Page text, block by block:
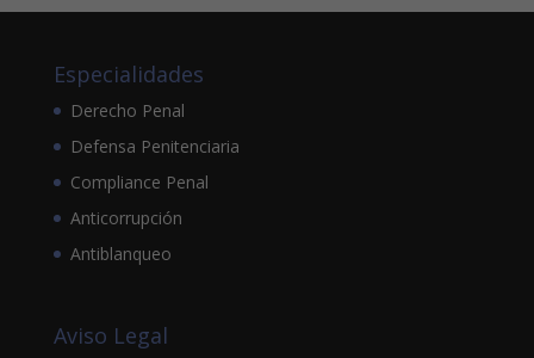
Especialidades
Derecho Penal
Defensa Penitenciaria
Compliance Penal
Anticorrupción
Antiblanqueo
Aviso Legal